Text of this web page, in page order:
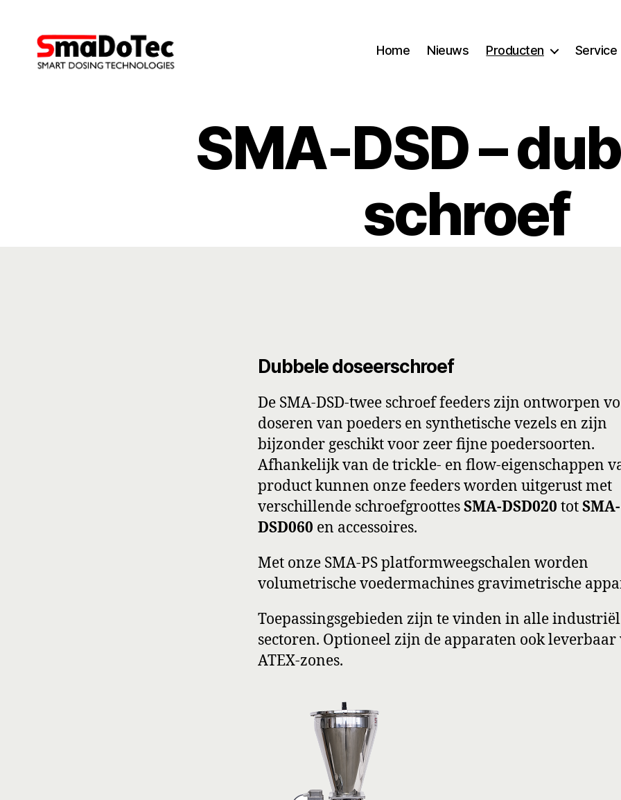
Home Nieuws Producten Service
SMA-DSD –
schroef
Dubbele doseerschroef
De SMA-DSD-twee schroef feeders zijn ontworpen
doseren van poeders en synthetische vezels en zijn
bijzonder geschikt voor zeer fijne poedersoorten.
Afhankelijk van de trickle- en flow-eigenschappen
product kunnen onze feeders worden uitgerust met
verschillende schroefgroottesSMA-DSD020 totSMA-
DSD060 en accessoires.
Met onze SMA-PS platformweegschalen worden
volumetrische voedermachines gravimetrische
Toepassingsgebieden zijn te vinden in alle
sectoren. Optioneel zijn de apparaten ook leverbaar
ATEX-zones.